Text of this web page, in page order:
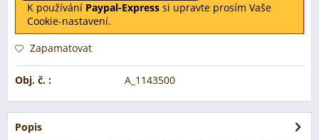
K používání Paypal-Express si upravte prosím Vaše
Cookie-nastavení.
Zapamatovat
Obj. č. : A_1143500
Popis